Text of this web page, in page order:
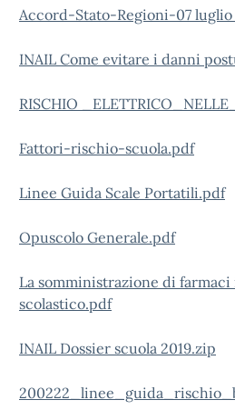
Accord-Stato-Regioni-07 luglio
INAIL Come evitare i danni
RISCHIO
Fattori-rischio-scuola.pdf
Linee Guida Scale Portatili.pdf
Opuscolo Generale.pdf
La somministrazione di
scolastico.pdf
INAIL Dossier scuola 2019.zip